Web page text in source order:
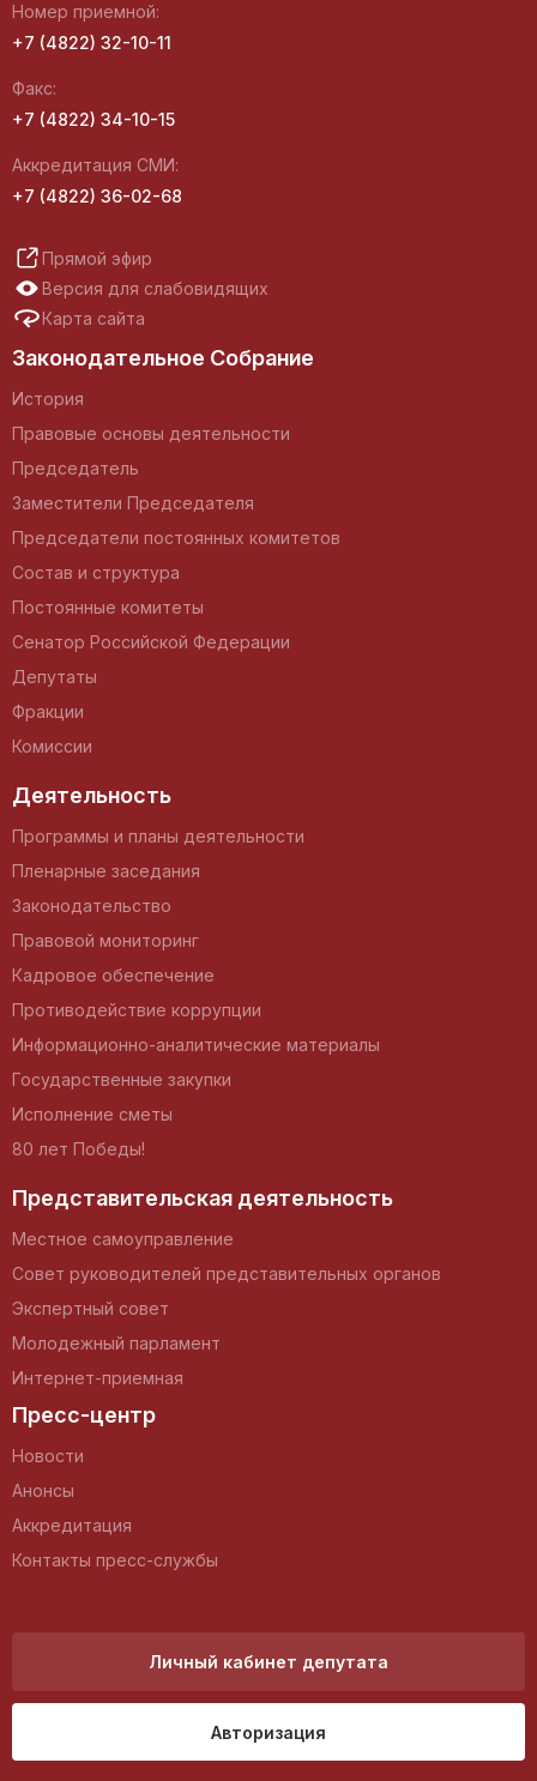
Номер приемной:
+7 (4822) 32-10-11
Факс:
+7 (4822) 34-10-15
Аккредитация СМИ:
+7 (4822) 36-02-68
Прямой эфир
Версия для слабовидящих
Карта сайта
Законодательное Собрание
История
Правовые основы деятельности
Председатель
Заместители Председателя
Председатели постоянных комитетов
Состав и структура
Постоянные комитеты
Сенатор Российской Федерации
Депутаты
Фракции
Комиссии
Деятельность
Программы и планы деятельности
Пленарные заседания
Законодательство
Правовой мониторинг
Кадровое обеспечение
Противодействие коррупции
Информационно-аналитические материалы
Государственные закупки
Исполнение сметы
80 лет Победы!
Представительская деятельность
Местное самоуправление
Совет руководителей представительных органов
Экспертный совет
Молодежный парламент
Интернет-приемная
Пресс-центр
Новости
Анонсы
Аккредитация
Контакты пресс-службы
Личный кабинет депутата
Авторизация